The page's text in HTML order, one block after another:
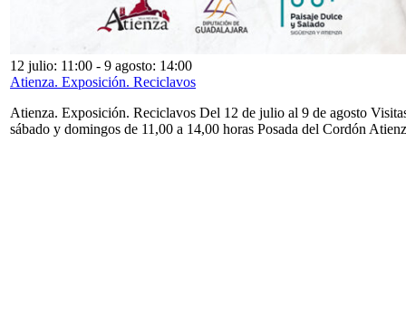
12 julio: 11:00 - 9 agosto: 14:00
Atienza. Exposición. Reciclavos
Atienza. Exposición. Reciclavos Del 12 de julio al 9 de agosto
sábado y domingos de 11,00 a 14,00 horas Posada del Cordón